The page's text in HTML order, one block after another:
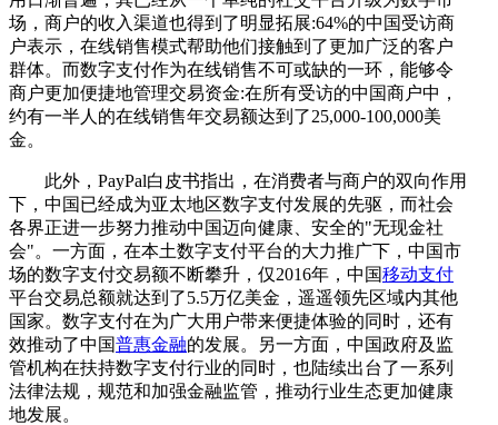
场，商户的收入渠道也得到了明显拓展:64%的中国受访商
户表示，在线销售模式帮助他们接触到了更加广泛的客户
群体。而数字支付作为在线销售不可或缺的一环，能够令
商户更加便捷地管理交易资金:在所有受访的中国商户中，
约有一半人的在线销售年交易额达到了25,000-100,000美
金。
此外，PayPal白皮书指出，在消费者与商户的双向作用
下，中国已经成为亚太地区数字支付发展的先驱，而社会
各界正进一步努力推动中国迈向健康、安全的"无现金社
会"。一方面，在本土数字支付平台的大力推广下，中国市
场的数字支付交易额不断攀升，仅2016年，中国移动支付
平台交易总额就达到了5.5万亿美金，遥遥领先区域内其他
国家。数字支付在为广大用户带来便捷体验的同时，还有
效推动了中国普惠金融的发展。另一方面，中国政府及监
管机构在扶持数字支付行业的同时，也陆续出台了一系列
法律法规，规范和加强金融监管，推动行业生态更加健康
地发展。